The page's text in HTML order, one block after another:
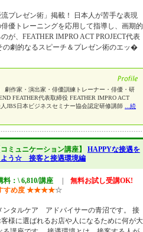
プレゼン術」掲載！ 日本人が苦手な表現
優トレーニングを応用して指導し、画期的
が、FEATHER IMPRO ACT PROJECT代表
の劇的なるスピーチ＆プレゼン術のエッ�
劇作家・演出家・俳優訓練トレーナー・俳優・研
FEATHER代表取締役 FEATHER IMPRO ACT
JBS日本ビジネスセミナー協会認定研修講師
...続
コミュニケーション講座】 HAPPYな接遇を
よう☆ 接客と接遇環境編
料：\ 6,810/講座
無料お試し受講OK!
すめ度 ★★★★☆
ンタルケア アドバイサーの青沼です。 接
様に選ばれるお店や人になるために何が大